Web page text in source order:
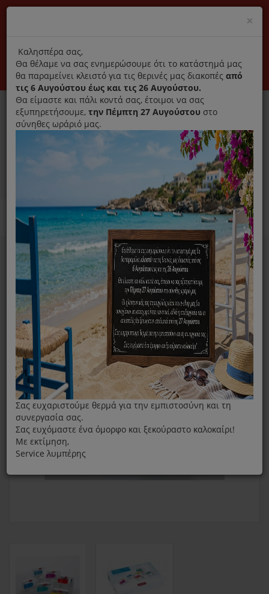
Αποκλειστικά γνήσια ανταλλακτικά
Σύνδεση Εγγραφή Εταιρεία Επικοινωνία
0
Ανταλλακτικά ηλεκτρικών συσκευών MENU
Home Καθαριστικό
Απορρυπαντικά Πλυντηρίου
Kάψουλες Caps Home Box Miele
×
title
Καλησπέρα σας,
Θα θέλαμε να σας ενημερώσουμε ότι το κατάστημά μας
θα παραμείνει κλειστό για τις θερινές μας διακοπές από
τις 6 Αυγούστου έως και τις 26 Αυγούστου.
Θα είμαστε και πάλι κοντά σας, έτοιμοι να σας
εξυπηρετήσουμε, την Πέμπτη 27 Αυγούστου στο
σύνηθες ωράριό μας.
Σας ευχαριστούμε θερμά για την εμπιστοσύνη και τη
συνεργασία σας.
Σας ευχόμαστε ένα όμορφο και ξεκούραστο καλοκαίρι!
Με εκτίμηση,
Service λυμπέρης